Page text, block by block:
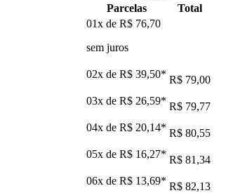
Parcelas
Total
01x de R$ 76,70
sem juros
02x de R$ 39,50* R$ 79,00
03x de R$ 26,59* R$ 79,77
04x de R$ 20,14* R$ 80,55
05x de R$ 16,27* R$ 81,34
06x de R$ 13,69* R$ 82,13